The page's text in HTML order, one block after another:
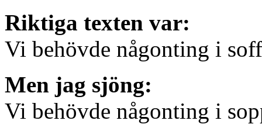
Riktiga texten var:
Vi behövde någonting i
Men jag sjöng:
Vi behövde någonting i